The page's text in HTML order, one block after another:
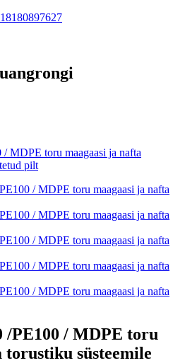
/PE100 / MDPE toru
torustiku süsteemile